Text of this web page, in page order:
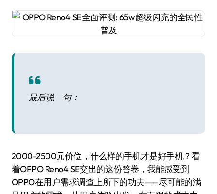
最后说一句：
2000-2500元价位，什么样的手机才是好手机？看
着OPPO Reno4 SE交出的这份答卷，我能感受到
OPPO在用户需求调查上所下的功夫——尽可能的满